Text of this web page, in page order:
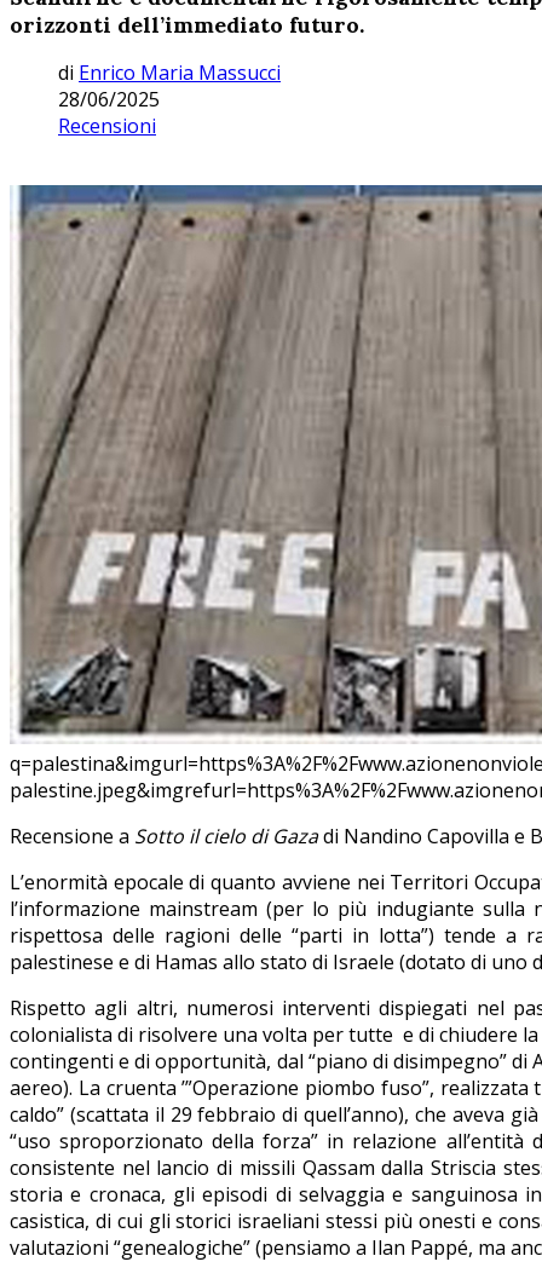
orizzonti dell’immediato futuro.
di Enrico Maria Massucci
28/06/2025
Recensioni
Recensione a Sotto il cielo di Gazadi Nandino Capovilla e
L’enormità epocale di quanto avviene nei Territori
l’informazione mainstream (per lo più indugiante
rispettosa delle ragioni delle “parti in lotta”) tende a
palestinese e di Hamas allo stato di Israele (dotato di
Rispetto agli altri, numerosi interventi dispiegati nel
colonialista di risolvere una volta per tutte e di chiudere
contingenti e di opportunità, dal “piano di disimpegno”
aereo). La cruenta ’”Operazione piombo fuso”,
caldo” (scattata il 29 febbraio di quell’anno), che aveva
“uso sproporzionato della forza” in relazione
consistente nel lancio di missili Qassam dalla Striscia
storia e cronaca, gli episodi di selvaggia e sanguinosa
casistica, di cui gli storici israeliani stessi più onesti e
valutazioni “genealogiche” (pensiamo a Ilan Pappé, ma